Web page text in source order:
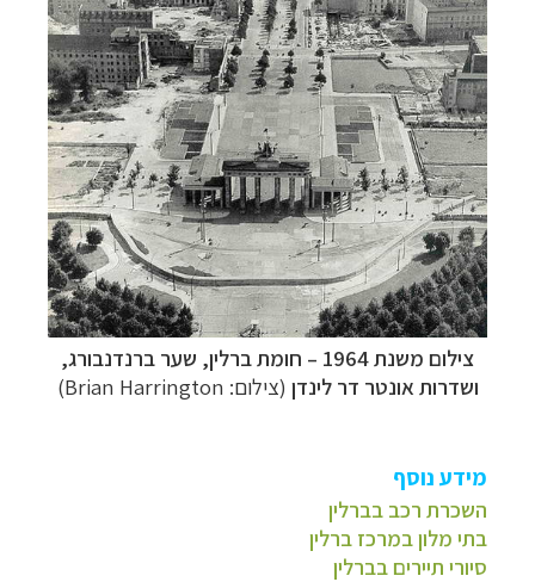
צילום משנת 1964 – חומת ברלין, שער ברנדנבורג,
ושדרות אונטר דר לינדן (צילום: Brian Harrington)
מידע נוסף
השכרת רכב בברלין
בתי מלון במרכז ברלין
סיורי תיירים בברלין